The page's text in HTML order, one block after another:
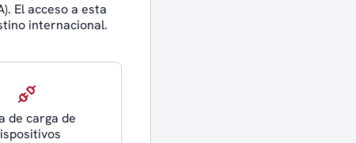
El acceso a esta
internacional.
de carga de